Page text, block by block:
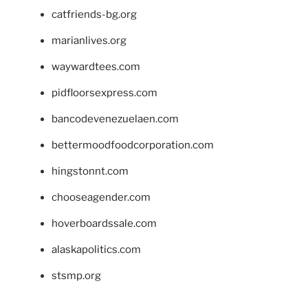
catfriends-bg.org
marianlives.org
waywardtees.com
pidfloorsexpress.com
bancodevenezuelaen.com
bettermoodfoodcorporation.com
hingstonnt.com
chooseagender.com
hoverboardssale.com
alaskapolitics.com
stsmp.org